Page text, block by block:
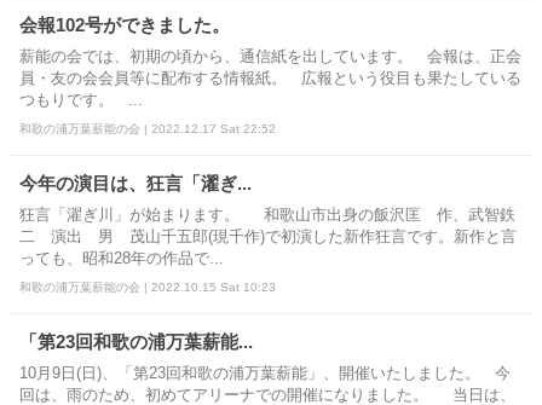
会報102号ができました。
薪能の会では、初期の頃から、通信紙を出しています。 会報は、正会
員・友の会会員等に配布する情報紙。 広報という役目も果たしている
つもりです。 ...
和歌の浦万葉薪能の会 | 2022.12.17 Sat 22:52
今年の演目は、狂言「濯ぎ...
狂言「濯ぎ川」が始まります。 和歌山市出身の飯沢匡 作、武智鉄
二 演出 男 茂山千五郎(現千作)で初演した新作狂言です。新作と言
っても、昭和28年の作品で...
和歌の浦万葉薪能の会 | 2022.10.15 Sat 10:23
「第23回和歌の浦万葉薪能...
10月9日(日)、「第23回和歌の浦万葉薪能」、開催いたしました。 今
回は、雨のため、初めてアリーナでの開催になりました。 当日は、